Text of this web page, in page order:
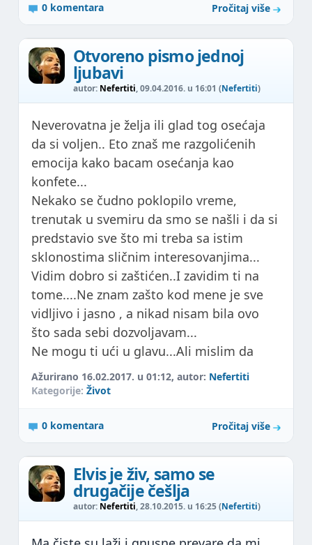
0 komentara Pročitaj više
Otvoreno pismo jednoj
ljubavi
autor: Nefertiti, 09.04.2016. u 16:01 (Nefertiti)
Neverovatna je želja ili glad tog osećaja
da si voljen.. Eto znaš me razgolićenih
emocija kako bacam osećanja kao
konfete...
Nekako se čudno poklopilo vreme,
trenutak u svemiru da smo se našli i da si
predstavio sve što mi treba sa istim
sklonostima sličnim interesovanjima...
Vidim dobro si zaštićen..I zavidim ti na
tome....Ne znam zašto kod mene je sve
vidljivo i jasno , a nikad nisam bila ovo
što sada sebi dozvoljavam...
Ne mogu ti ući u glavu...Ali mislim da
Ažurirano 16.02.2017. u 01:12, autor: Nefertiti
Kategorije: Život
0 komentara Pročitaj više
Elvis je živ, samo se
drugačije češlja
autor: Nefertiti, 28.10.2015. u 16:25 (Nefertiti)